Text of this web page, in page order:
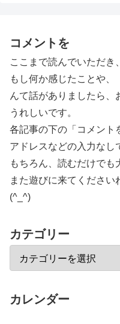
コメントを
ここまで読んでいただき
もし何か感じたことや
んて話がありましたら、
うれしいです。
各記事の下の「コメント
アドレスなどの入力なし
もちろん、読むだけでも
また遊びに来てください
(^_^)
カテゴリー
カレンダー